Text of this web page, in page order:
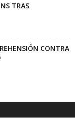
TRAS
CONTRA